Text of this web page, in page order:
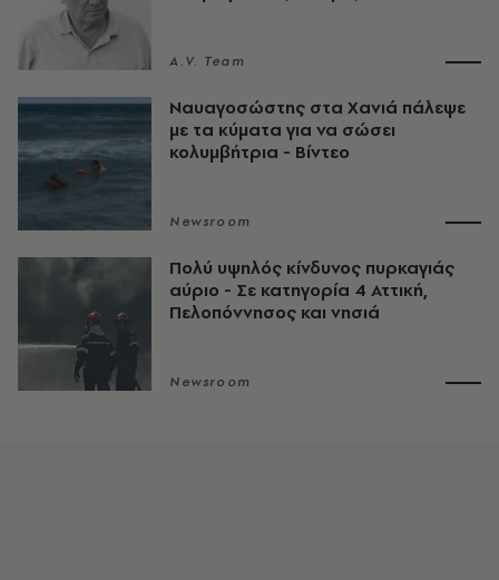
A.V. Team
Ναυαγοσώστης στα Χανιά πάλεψε
με τα κύματα για να σώσει
κολυμβήτρια - Βίντεο
Newsroom
Πολύ υψηλός κίνδυνος πυρκαγιάς
αύριο - Σε κατηγορία 4 Αττική,
Πελοπόννησος και νησιά
Newsroom